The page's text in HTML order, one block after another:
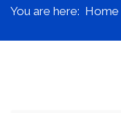
You are here: Home